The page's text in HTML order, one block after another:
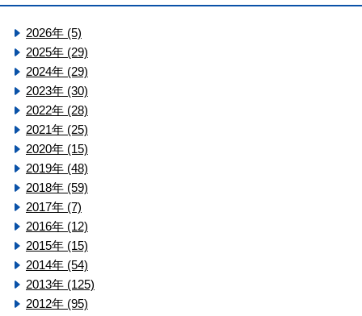
2026年 (5)
2025年 (29)
2024年 (29)
2023年 (30)
2022年 (28)
2021年 (25)
2020年 (15)
2019年 (48)
2018年 (59)
2017年 (7)
2016年 (12)
2015年 (15)
2014年 (54)
2013年 (125)
2012年 (95)